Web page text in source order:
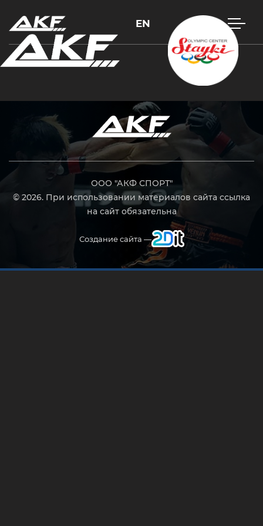
EN
ООО "АКФ СПОРТ"
© 2026. При использовании материалов сайта ссылка
на сайт обязательна
Создание сайта —
Нажмите Enter для поиска или Esc, чтобы закрыть